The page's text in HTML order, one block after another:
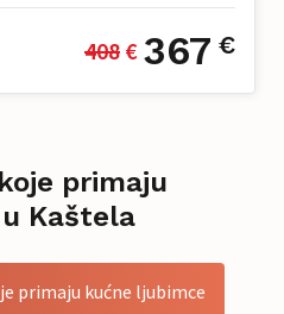
408 € 367 €
primaju
Kaštela
primaju kućne ljubimce